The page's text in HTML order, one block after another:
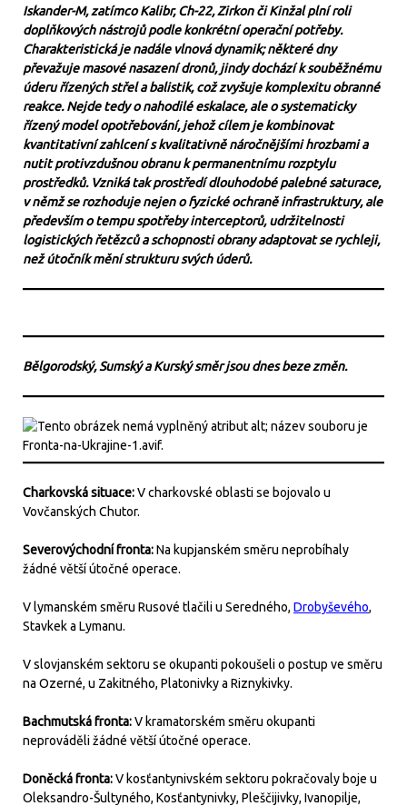
Iskander-M, zatímco Kalibr, Ch-22, Zirkon či Kinžal plní roli
doplňkových nástrojů podle konkrétní operační potřeby.
Charakteristická je nadále vlnová dynamik; některé dny
převažuje masové nasazení dronů, jindy dochází k souběžnému
úderu řízených střel a balistik, což zvyšuje komplexitu obranné
reakce. Nejde tedy o nahodilé eskalace, ale o systematicky
řízený model opotřebování, jehož cílem je kombinovat
kvantitativní zahlcení s kvalitativně náročnějšími hrozbami a
nutit protivzdušnou obranu k permanentnímu rozptylu
prostředků. Vzniká tak prostředí dlouhodobé palebné saturace,
v němž se rozhoduje nejen o fyzické ochraně infrastruktury, ale
především o tempu spotřeby interceptorů, udržitelnosti
logistických řetězců a schopnosti obrany adaptovat se rychleji,
než útočník mění strukturu svých úderů.
Bělgorodský, Sumský a Kurský směr jsou dnes beze změn.
Charkovská situace:V charkovské oblasti se bojovalo u
Vovčanských Chutor.
Severovýchodní fronta:Na kupjanském směru neprobíhaly
žádné větší útočné operace.
V lymanském směru Rusové tlačili u Seredného, Drobyševého,
Stavkek a Lymanu.
V slovjanském sektoru se okupanti pokoušeli o postup ve směru
na Ozerné, u Zakitného, Platonivky a Riznykivky.
Bachmutská fronta:V kramatorském směru okupanti
neprováděli žádné větší útočné operace.
Doněcká fronta:V kosťantynivském sektoru pokračovaly boje u
Oleksandro-Šultyného, Kosťantynivky, Pleščijivky, Ivanopilje,